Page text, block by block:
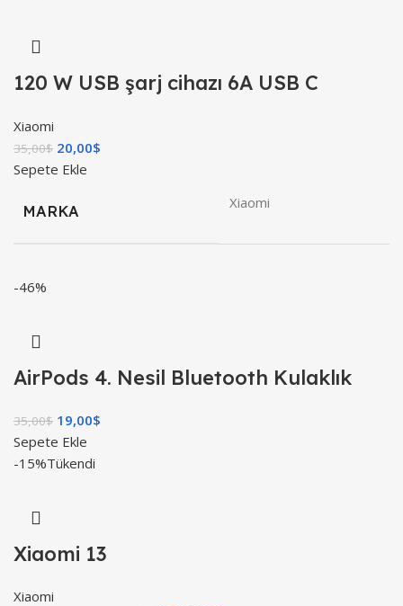
120 W USB şarj cihazı 6A USB C
Xiaomi
35,00$ 20,00$
Sepete Ekle
MARKA Xiaomi
-46%
AirPods 4. Nesil Bluetooth Kulaklık
35,00$ 19,00$
Sepete Ekle
-15%Tükendi
Xiaomi 13
Xiaomi